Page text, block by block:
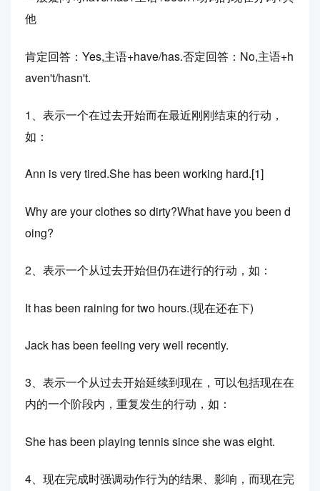
他
肯定回答：Yes,主语+have/has.否定回答：No,主语+h
aven't/hasn't.
1、表示一个在过去开始而在最近刚刚结束的行动，
如：
Ann is very tired.She has been working hard.[1]
Why are your clothes so dirty?What have you been d
oing?
2、表示一个从过去开始但仍在进行的行动，如：
It has been raining for two hours.(现在还在下)
Jack has been feeling very well recently.
3、表示一个从过去开始延续到现在，可以包括现在在
内的一个阶段内，重复发生的行动，如：
She has been playing tennis since she was eight.
4、现在完成时强调动作行为的结果、影响，而现在完